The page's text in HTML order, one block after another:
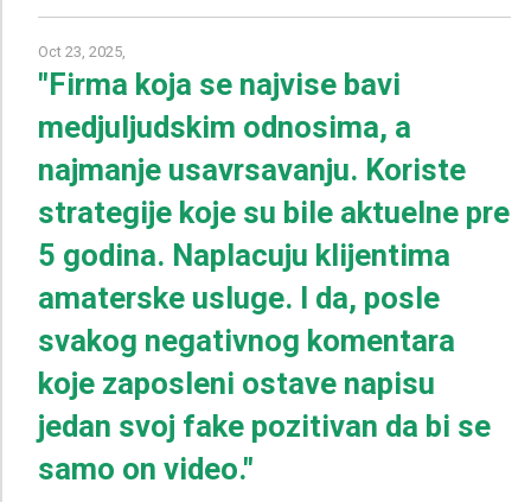
Oct 23, 2025,
"Firma koja se najvise bavi
medjuljudskim odnosima, a
najmanje usavrsavanju. Koriste
strategije koje su bile aktuelne pre
5 godina. Naplacuju klijentima
amaterske usluge. I da, posle
svakog negativnog komentara
koje zaposleni ostave napisu
jedan svoj fake pozitivan da bi se
samo on video."